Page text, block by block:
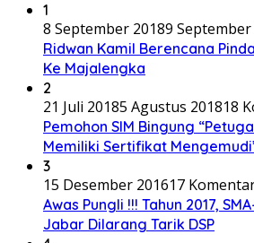
1
8 September 20189 September
Ridwan Kamil Berencana
Ke Majalengka
2
21 Juli 20185 Agustus 201818
Pemohon SIM Bingung
Memiliki Sertifikat
3
15 Desember 201617
Awas Pungli !!! Tahun 2017,
Jabar Dilarang Tarik DSP